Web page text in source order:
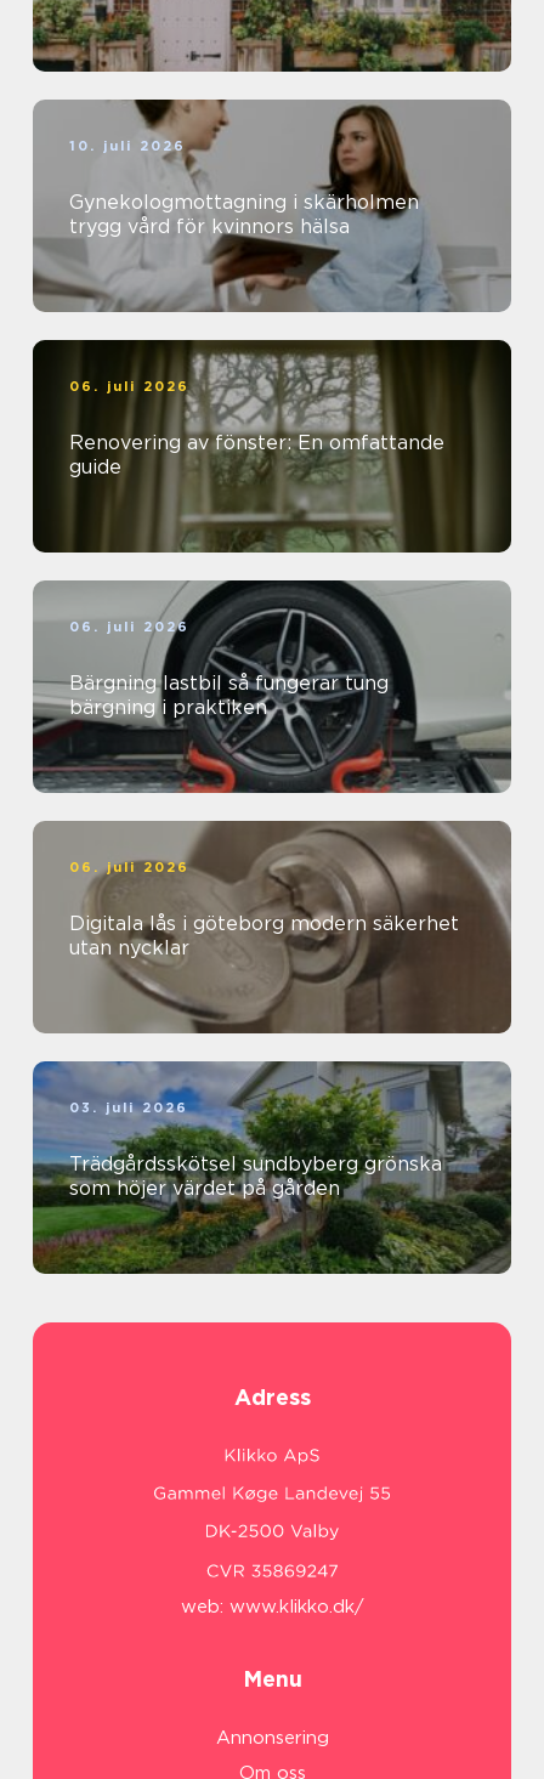
10. juli 2026
Gynekologmottagning i skärholmen
trygg vård för kvinnors hälsa
06. juli 2026
Renovering av fönster: En omfattande
guide
06. juli 2026
Bärgning lastbil så fungerar tung
bärgning i praktiken
06. juli 2026
Digitala lås i göteborg modern säkerhet
utan nycklar
03. juli 2026
Trädgårdsskötsel sundbyberg grönska
som höjer värdet på gården
Adress
web: www.klikko.dk/
Menu
Annonsering
Om oss